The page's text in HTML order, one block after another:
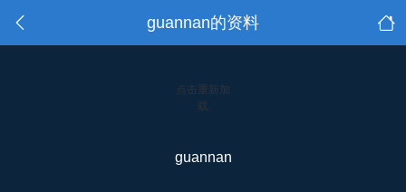
guannan的资料
点击重新加
载
guannan